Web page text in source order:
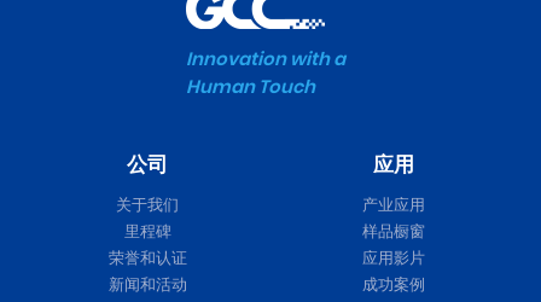
Innovation with a
Human Touch
公司
关于我们
里程碑
荣誉和认证
新闻和活动
应用
产业应用
样品橱窗
应用影片
成功案例